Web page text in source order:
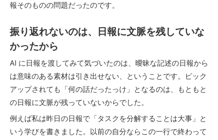
報そのものの問題だったのです。
振り返れないのは、日報に文脈を残していな
かったから
AI に日報を渡してみて気づいたのは、曖昧な記述の日報から
は意味のある素材は引き出せない、ということです。ピック
アップされても「何の話だったっけ」となるのは、もともと
の日報に文脈が残っていないからでした。
例えば私は昨日の日報で「タスクを分解することは大事」と
いう学びを書きました。以前の自分ならこの一行で終わって